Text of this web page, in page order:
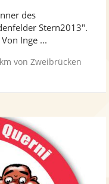
des
Stern2013".
Inge ...
von Zweibrücken